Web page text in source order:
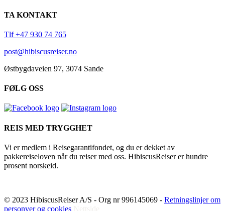
TA KONTAKT
Tlf +47 930 74 765
post@hibiscusreiser.no
Østbygdaveien 97, 3074 Sande
FØLG OSS
REIS MED TRYGGHET
Vi er medlem i Reisegarantifondet, og du er dekket av
pakkereiseloven når du reiser med oss. HibiscusReiser er hundre
prosent norskeid.
© 2023 HibiscusReiser A/S - Org nr 996145069 - Retningslinjer om
personver og cookies